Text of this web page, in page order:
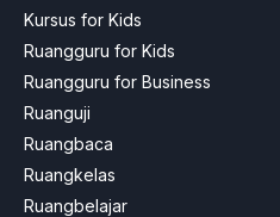
Kursus for Kids
Ruangguru for Kids
Ruangguru for Business
Ruanguji
Ruangbaca
Ruangkelas
Ruangbelajar